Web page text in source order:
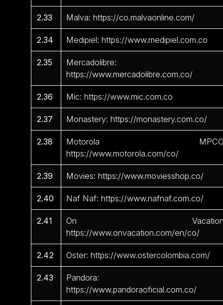
2.33 Malva: https://co.malvaonline.com/
2.34 Medipiel: https://www.medipiel.com.co
2.35
Mercadolibre:
https://www.mercadolibre.com.co/
2.36 Mic: https://www.mic.com.co
2.37 Monastery: https://monastery.com.co/
2.38
Motorola
https://www.motorola.com/co/
2.39 Movies: https://www.moviesshop.co/
2.40 Naf Naf: https://www.nafnaf.com.co/
2.41
On
https://www.onvacation.com/en/co/
2.42 Oster: https://www.ostercolombia.com/
2.43
Pandora:
https://www.pandoraoficial.com.co/